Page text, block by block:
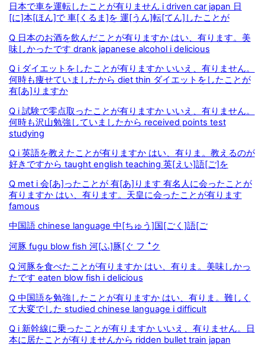
日本で車を運転したことが有りません i driven car japan 日
[に]本[ほん]で 車[くるま]を 運[うん]転[てん]したことが
Q 日本のお酒を飲んだことが有りますか はい、有ります。美
味しかったです drank japanese alcohol i delicious
Q i ダイエットをしたことが有りますか いいえ、有りません。
何時も痩せていましたから diet thin ダイエットをしたことが
有[あ]りますか
Q i 試験で零点取ったことが有りますか いいえ、有りません。
何時も沢山勉強していましたから received points test
studying
Q i 英語を教えたことが有りますか はい、有りま。教えるのが
好きですから taught english teaching 英[えい]語[ご]を
Q met i 会[あ]ったことが 有[あ]ります 有名人に会ったことが
有りますか はい、有ります。天皇に会ったことが有ります
famous
中国語 chinese language 中[ちゅう]国[ごく]語[ご
河豚 fugu blow fish 河[ふ]豚[ぐ フ ꜜク
Q 河豚を食べたことが有りますか はい、有りま。美味しかっ
たです eaten blow fish i delicious
Q 中国語を勉強したことが有りますか はい、有りま。難しく
て大変でした studied chinese language i difficult
Q i 新幹線に乗ったことが有りますか いいえ、有りません。日
本に居たことが有りませんから ridden bullet train japan